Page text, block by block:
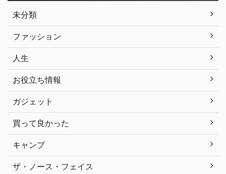
未分類
ファッション
人生
お役立ち情報
ガジェット
買って良かった
キャンプ
ザ・ノース・フェイス